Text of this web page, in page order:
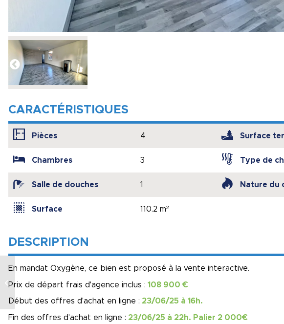
CARACTÉRISTIQUES
Pièces 4
Chambres 3
Salle de douches 1
Surface 110.2 m²
Surface
Type de
Nature du
DESCRIPTION
En mandat Oxygène, ce bien est proposé à la vente interactive.
Prix de départ frais d'agence inclus : 108 900 €
Début des offres d'achat en ligne : 23/06/25 à 16h.
Fin des offres d'achat en ligne : 23/06/25 à 22h. Palier 2 000€
prestige, loué